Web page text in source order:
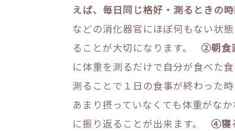
えば、毎日同じ格好・ 測るときの
などの消化器官にほぼ何もない状
ることが大切になります。 ②朝食
に体重を測るだけで自分が食べた
測ることで１日の食事が終わった
あまり摂っていなくても体重がな
に振り返ることが出来ます。 ④寝